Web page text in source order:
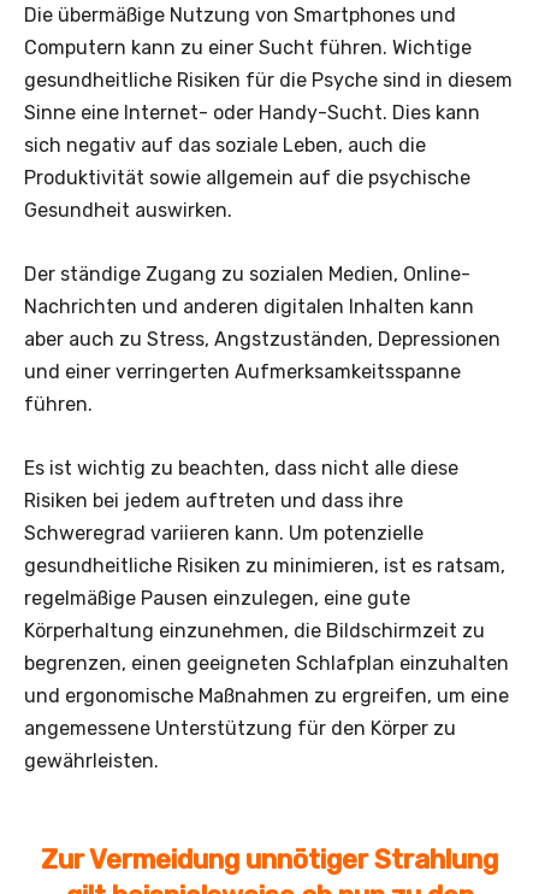
Die übermäßige Nutzung von Smartphones und
Computern kann zu einer Sucht führen. Wichtige
gesundheitliche Risiken für die Psyche sind in diesem
Sinne eine Internet- oder Handy-Sucht. Dies kann
sich negativ auf das soziale Leben, auch die
Produktivität sowie allgemein auf die psychische
Gesundheit auswirken.
Der ständige Zugang zu sozialen Medien, Online-
Nachrichten und anderen digitalen Inhalten kann
aber auch zu Stress, Angstzuständen, Depressionen
und einer verringerten Aufmerksamkeitsspanne
führen.
Es ist wichtig zu beachten, dass nicht alle diese
Risiken bei jedem auftreten und dass ihre
Schweregrad variieren kann. Um potenzielle
gesundheitliche Risiken zu minimieren, ist es ratsam,
regelmäßige Pausen einzulegen, eine gute
Körperhaltung einzunehmen, die Bildschirmzeit zu
begrenzen, einen geeigneten Schlafplan einzuhalten
und ergonomische Maßnahmen zu ergreifen, um eine
angemessene Unterstützung für den Körper zu
gewährleisten.
Zur Vermeidung unnötiger Strahlung